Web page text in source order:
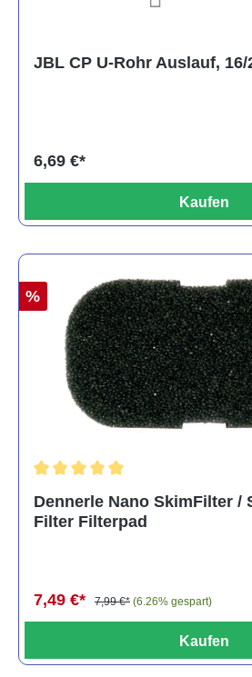
JBL CP U-Rohr Auslauf, 16/
6,69 €*
Kaufen
%
Dennerle Nano SkimFilter /
Filter Filterpad
7,49 €* 7,99 €* (6.26% gespart)
Kaufen